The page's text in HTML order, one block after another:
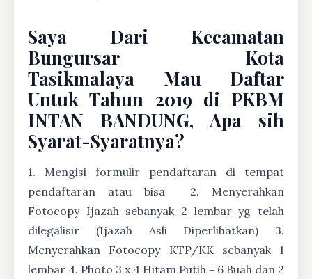
Saya Dari Kecamatan
Bungursar Kota
Tasikmalaya Mau Daftar
Untuk Tahun 2019 di PKBM
INTAN BANDUNG, Apa sih
Syarat-Syaratnya?
1. Mengisi formulir pendaftaran di tempat
pendaftaran atau bisa
2. Menyerahkan
Fotocopy Ijazah sebanyak 2 lembar yg telah
dilegalisir (Ijazah Asli Diperlihatkan) 3.
Menyerahkan Fotocopy KTP/KK sebanyak 1
lembar 4. Photo 3 x 4 Hitam Putih = 6 Buah dan 2